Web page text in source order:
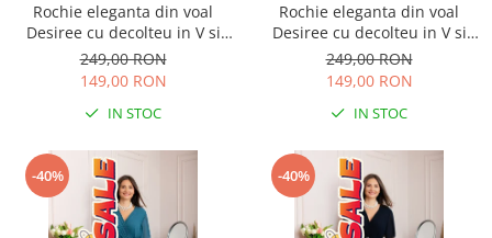
Rochie eleganta din voal
Desiree cu decolteu in V si
curea - Albastru regal
249,00 RON
149,00 RON
IN STOC
Rochie eleganta din voal
Desiree cu decolteu in V si
curea - Turcoaz aqua
249,00 RON
149,00 RON
IN STOC
-40% -40%